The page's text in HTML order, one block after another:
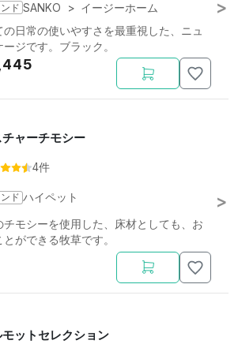
ド SANKO > イージーホーム
日常の使いやすさを最重視した、ニュ
ジです。ブラック。
ャーチモシー
4件
ド ハイペット
モシーを使用した、床材としても、お
ができる牧草です。
モットセレクション